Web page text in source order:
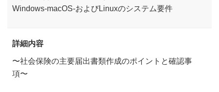
Windows-macOS-およびLinuxのシステム要件
詳細内容
〜社会保険の主要届出書類作成のポイントと確認事
項〜